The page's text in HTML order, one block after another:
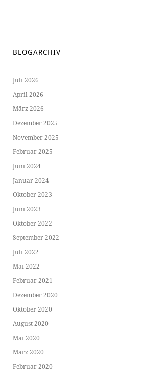
BLOGARCHIV
Juli 2026
April 2026
März 2026
Dezember 2025
November 2025
Februar 2025
Juni 2024
Januar 2024
Oktober 2023
Juni 2023
Oktober 2022
September 2022
Juli 2022
Mai 2022
Februar 2021
Dezember 2020
Oktober 2020
August 2020
Mai 2020
März 2020
Februar 2020